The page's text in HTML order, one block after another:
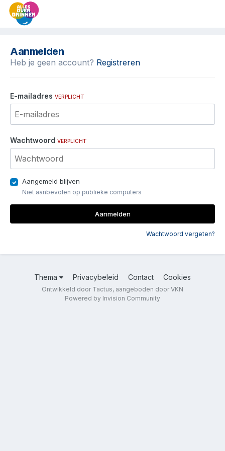
Aanmelden
Heb je geen account? Registreren
E-mailadres VERPLICHT
Wachtwoord VERPLICHT
Aangemeld blijven
Niet aanbevolen op publieke computers
Aanmelden
Wachtwoord vergeten?
Thema Privacybeleid Contact Cookies
Ontwikkeld door Tactus, aangeboden door VKN
Powered by Invision Community